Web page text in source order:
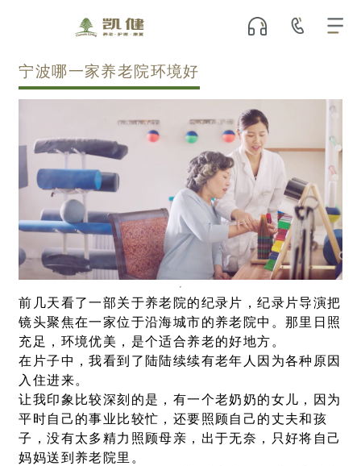
宁波哪一家养老院环境好
前几天看了一部关于养老院的纪录片，纪录片导演把
镜头聚焦在一家位于沿海城市的养老院中。那里日照
充足，环境优美，是个适合养老的好地方。
在片子中，我看到了陆陆续续有老年人因为各种原因
入住进来。
让我印象比较深刻的是，有一个老奶奶的女儿，因为
平时自己的事业比较忙，还要照顾自己的丈夫和孩
子，没有太多精力照顾母亲，出于无奈，只好将自己
妈妈送到养老院里。